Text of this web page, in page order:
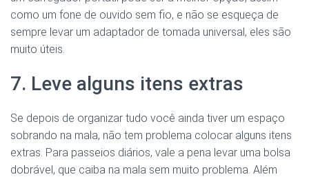
como um fone de ouvido sem fio, e não se esqueça de
sempre levar um adaptador de tomada universal, eles são
muito úteis.
7. Leve alguns itens extras
Se depois de organizar tudo você ainda tiver um espaço
sobrando na mala, não tem problema colocar alguns itens
extras. Para passeios diários, vale a pena levar uma bolsa
dobrável, que caiba na mala sem muito problema. Além